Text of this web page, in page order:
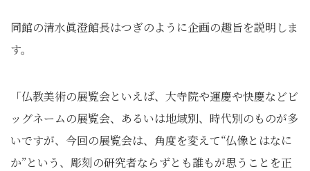
同館の清水眞澄館長はつぎのように企画の趣旨を説明しま
す。
「仏教美術の展覧会といえば、大寺院や運慶や快慶などビ
ッグネームの展覧会、あるいは地域別、時代別のものが多
いですが、今回の展覧会は、角度を変えて“仏像とはなに
か”という、彫刻の研究者ならずとも誰もが思うことを正